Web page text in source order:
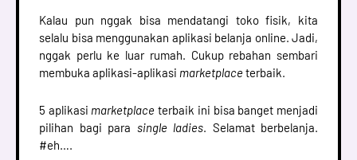
Kalau pun nggak bisa mendatangi toko fisik, kita
selalu bisa menggunakan aplikasi belanja online. Jadi,
nggak perlu ke luar rumah. Cukup rebahan sembari
membuka aplikasi-aplikasi marketplaceterbaik.
5 aplikasi marketplace terbaik ini bisa banget menjadi
pilihan bagi para single ladies. Selamat berbelanja.
#eh….